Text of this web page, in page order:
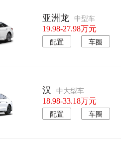
亚洲龙 中型车
19.98-27.98万元
配置 车圈
汉 中大型车
18.98-33.18万元
配置 车圈